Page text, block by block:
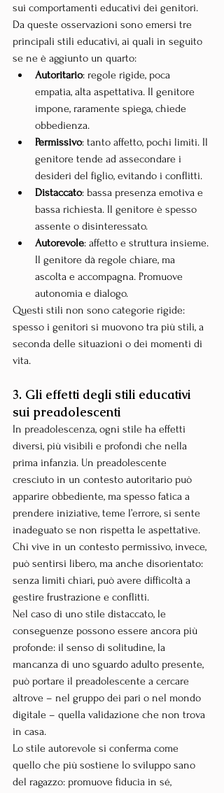
sui comportamenti educativi dei genitori.
Da queste osservazioni sono emersi tre
principali stili educativi, ai quali in seguito
se ne è aggiunto un quarto:
Autoritario: regole rigide, poca
empatia, alta aspettativa. Il genitore
impone, raramente spiega, chiede
obbedienza.
Permissivo: tanto affetto, pochi limiti. Il
genitore tende ad assecondare i
desideri del figlio, evitando i conflitti.
Distaccato: bassa presenza emotiva e
bassa richiesta. Il genitore è spesso
assente o disinteressato.
Autorevole: affetto e struttura insieme.
Il genitore dà regole chiare, ma
ascolta e accompagna. Promuove
autonomia e dialogo.
Questi stili non sono categorie rigide:
spesso i genitori si muovono tra più stili, a
seconda delle situazioni o dei momenti di
vita.
3. Gli effetti degli stili educativi
sui preadolescenti
In preadolescenza, ogni stile ha effetti
diversi, più visibili e profondi che nella
prima infanzia. Un preadolescente
cresciuto in un contesto autoritario può
apparire obbediente, ma spesso fatica a
prendere iniziative, teme l’errore, si sente
inadeguato se non rispetta le aspettative.
Chi vive in un contesto permissivo, invece,
può sentirsi libero, ma anche disorientato:
senza limiti chiari, può avere difficoltà a
gestire frustrazione e conflitti.
Nel caso di uno stile distaccato, le
conseguenze possono essere ancora più
profonde: il senso di solitudine, la
mancanza di uno sguardo adulto presente,
può portare il preadolescente a cercare
altrove – nel gruppo dei pari o nel mondo
digitale – quella validazione che non trova
in casa.
Lo stile autorevole si conferma come
quello che più sostiene lo sviluppo sano
del ragazzo: promuove fiducia in sé,